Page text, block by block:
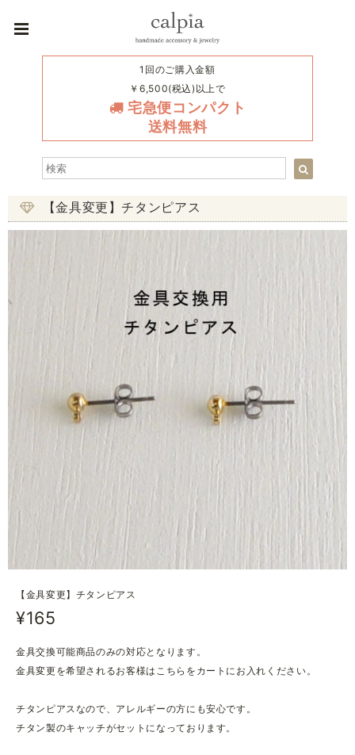
1回のご購入金額
￥6,500(税込)以上で
宅急便コンパクト
送料無料
【金具変更】チタンピアス
【金具変更】チタンピアス
¥165
金具交換可能商品のみの対応となります。
金具変更を希望されるお客様はこちらをカートにお入れください。
チタンピアスなので、アレルギーの方にも安心です。
チタン製のキャッチがセットになっております。